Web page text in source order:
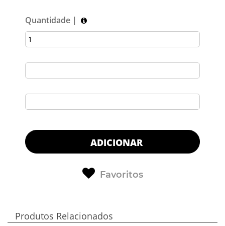
Quantidade |
ADICIONAR
Favoritos
Produtos Relacionados